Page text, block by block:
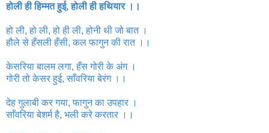
होली ही हिम्‍मत हुई, होली ही हथियार ।।
हो ली, हो ली, हो ही ली, होनी थी जो बात ।
हौले से हँसली हँसी, कल फागुन की रात ।।
केसरिया बालम लगा, हँस गोरी के अंग ।
गोरी तो केसर हुई, साँवरिया बेरंग ।।
देह गुलाबी कर गया, फागुन का उपहार ।
साँवरिया बेशर्म है, भली करे करतार ।।